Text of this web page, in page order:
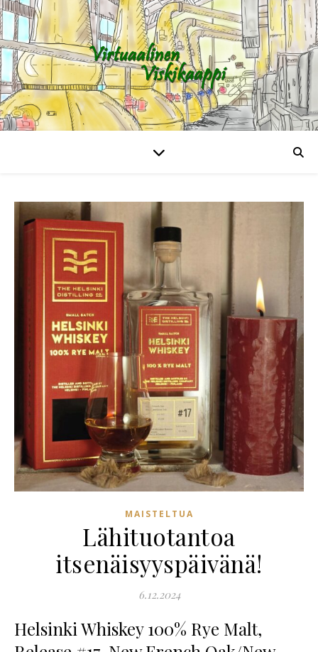
MAISTELTUA
Lähituotantoa
itsenäisyyspäivänä!
6.12.2024
Helsinki Whiskey 100% Rye Malt,